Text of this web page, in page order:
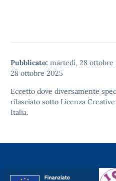
Pubblicato: martedì, 28 ottobre
28 ottobre 2025
Eccetto dove diversamente
rilasciato sotto Licenza
Italia.